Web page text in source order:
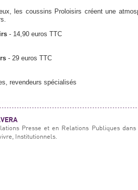
les coussins Proloisirs créent une
- 14,90 euros TTC
- 29 euros TTC
revendeurs spécialisés
Presse et en Relations Publiques
Institutionnels.